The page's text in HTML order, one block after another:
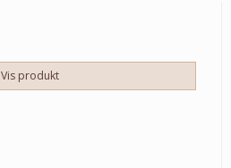
Vis produkt